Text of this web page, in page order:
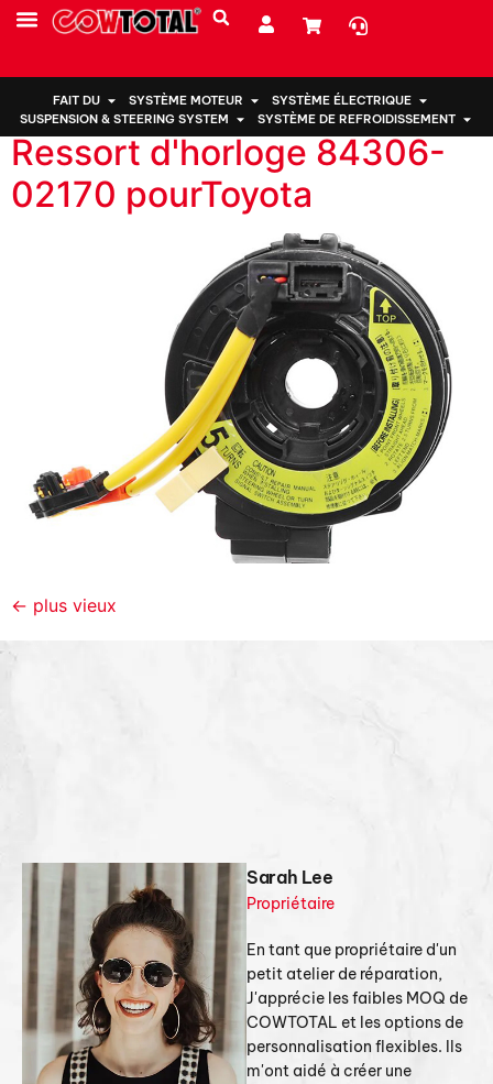
FAIT DU SYSTÈME MOTEUR
SYSTÈME ÉLECTRIQUE
SUSPENSION & STEERING SYSTEM
SYSTÈME DE REFROIDISSEMENT
Année du produit:
2004
Ressort d'horloge 84306-
02170 pourToyota
← plus vieux
Sarah Lee
Propriétaire
En tant que propriétaire d'un
petit atelier de réparation,
J'apprécie les faibles MOQ de
COWTOTAL et les options de
personnalisation flexibles. Ils
m'ont aidé à créer une